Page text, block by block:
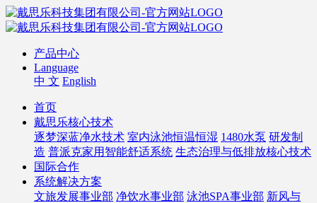
产品中心
Language
中 文 English
首页
戴思乐核心技术
逐梦深蓝净水技术 室内泳池恒温恒湿 1480水泵 研发制
造 普派克家用智能舒适系统 生态治理与低排放核心技术
国际合作
系统解决方案
文旅发展事业部 净饮水事业部 泳池SPA事业部 新风与